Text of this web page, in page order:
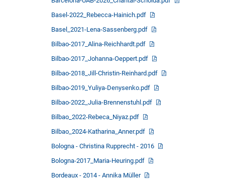
Basel-2022_Rebecca-Hainich.pdf
Basel_2021-Lena-Sassenberg.pdf
Bilbao-2017_Alina-Reichhardt.pdf
Bilbao-2017_Johanna-Oeppert.pdf
Bilbao-2018_Jill-Christin-Reinhard.pdf
Bilbao-2019_Yuliya-Denysenko.pdf
Bilbao-2022_Julia-Brennenstuhl.pdf
Bilbao_2022-Rebeca_Niyaz.pdf
Bilbao_2024-Katharina_Anner.pdf
Bologna - Christina Rupprecht - 2016
Bologna-2017_Maria-Heuring.pdf
Bordeaux - 2014 - Annika Müller